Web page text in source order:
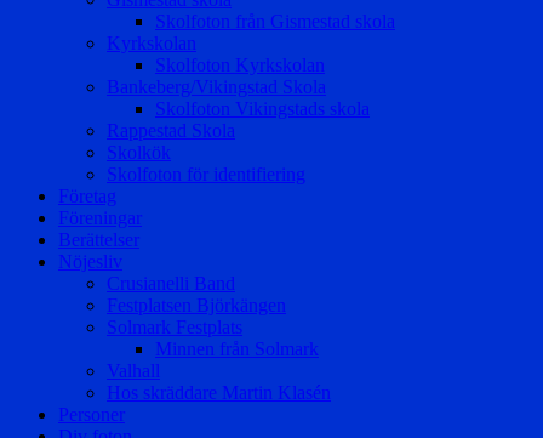
Skolfoton från Gismestad skola
Kyrkskolan
Skolfoton Kyrkskolan
Bankeberg/Vikingstad Skola
Skolfoton Vikingstads skola
Rappestad Skola
Skolkök
Skolfoton för identifiering
Företag
Föreningar
Berättelser
Nöjesliv
Crusianelli Band
Festplatsen Björkängen
Solmark Festplats
Minnen från Solmark
Valhall
Hos skräddare Martin Klasén
Personer